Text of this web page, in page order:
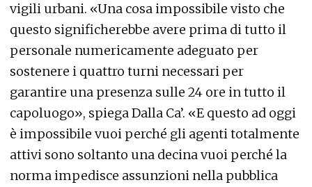
vigili urbani. «Una cosa impossibile visto che
questo significherebbe avere prima di tutto il
personale numericamente adeguato per
sostenere i quattro turni necessari per
garantire una presenza sulle 24 ore in tutto il
capoluogo», spiega Dalla Ca’. «E questo ad oggi
è impossibile vuoi perché gli agenti totalmente
attivi sono soltanto una decina vuoi perché la
norma impedisce assunzioni nella pubblica